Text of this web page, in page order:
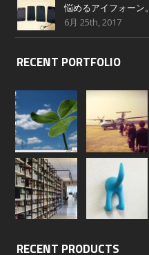
悩めるアイフォーン。
6月 25th, 2017
RECENT PORTFOLIO
RECENT PRODUCTS